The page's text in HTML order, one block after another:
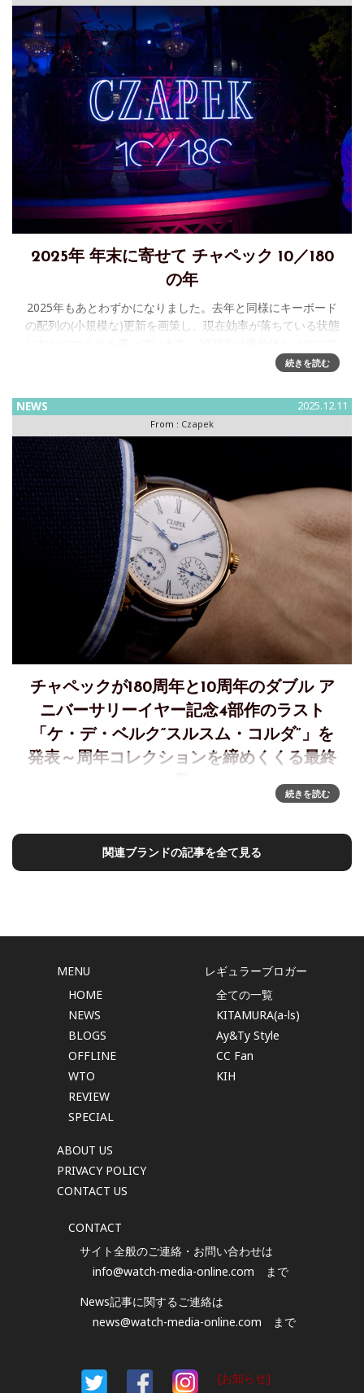
2025年 年末に寄せて チャペック 10／180
の年
2025年もあとわずかになりました。去年と同様にキーボード
の配列の(小規模な)更新を画策し、現在効率が落ちている状態
ナの話題はなく、普通に行き来できるようにはなりました、
続きを読む
NEWS 2025.12.11
From : Czapek
チャペックが180周年と10周年のダブル ア
ニバーサリーイヤー記念4部作のラスト
「ケ・デ・ベルク“スルスム・コルダ”」を
発表～周年コレクションを締めくくる最終
DES BERGUES ‘SURSUM CORDA’
続きを読む
関連ブランドの記事を全て見る
MENU
HOME
NEWS
BLOGS
OFFLINE
WTO
REVIEW
SPECIAL
ABOUT US
PRIVACY POLICY
CONTACT US
レギュラーブロガー
全ての一覧
KITAMURA(a-ls)
Ay&Ty Style
CC Fan
KIH
CONTACT
サイト全般のご連絡・お問い合わせは
info@watch-media-online.com まで
News記事に関するご連絡は
news@watch-media-online.com まで
[お知らせ]